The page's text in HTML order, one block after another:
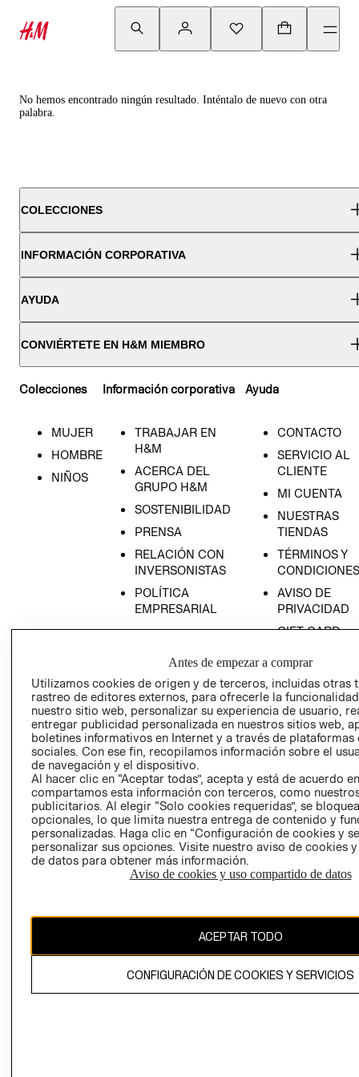
No hemos encontrado ningún resultado. Inténtalo de nuevo con otra
palabra.
COLECCIONES
INFORMACIÓN CORPORATIVA
AYUDA
CONVIÉRTETE EN H&M MIEMBRO
Colecciones
MUJER
HOMBRE
NIÑOS
Información corporativa
TRABAJAR EN
H&M
ACERCA DEL
GRUPO H&M
SOSTENIBILIDAD
PRENSA
RELACIÓN CON
INVERSONISTAS
POLÍTICA
EMPRESARIAL
Ayuda
CONTACTO
SERVICIO AL
CLIENTE
MI CUENTA
NUESTRAS
TIENDAS
TÉRMINOS Y
CONDICIONES
AVISO DE
PRIVACIDAD
GIFT CARD
COOKIES
LIBRO DE
Ecuador ($)
CAMBIAR REGIÓN
El contenido de esta página web está protegido por copyright y es
propiedad de H&M Hennes & Mauritz AB.
RECIÉN NACIDO
Antes de empezar a comprar
Utilizamos cookies de origen y de terceros, incluidas otras
rastreo de editores externos, para ofrecerle la
nuestro sitio web, personalizar su experiencia de usuario,
entregar publicidad personalizada en nuestros sitios web,
boletines informativos en Internet y a través de plataformas
sociales. Con ese fin, recopilamos información sobre el
de navegación y el dispositivo.
Al hacer clic en “Aceptar todas”, acepta y está de acuerdo
compartamos esta información con terceros, como
publicitarios. Al elegir “Solo cookies requeridas”, se
opcionales, lo que limita nuestra entrega de contenido y
personalizadas. Haga clic en “Configuración de cookies y
personalizar sus opciones. Visite nuestro aviso de cookies
de datos para obtener más información.
Aviso de cookies y uso compartido de datos
ACEPTAR TODO
CONFIGURACIÓN DE COOKIES Y SERVICIOS